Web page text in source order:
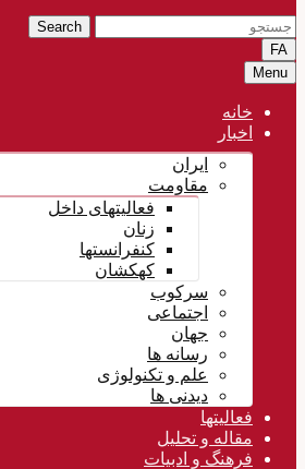
Search
FA
Menu
خانه
اخبار
ایران
مقاومت
فعالیتهای داخل
زنان
کنفرانستها
کهکشان
سرکوب
اجتماعی
جهان
رسانه ها
علم و تکنولوژی
دیدنی ها
فعالیتها
مقاله و تحلیل
فرهنگ و ادبیات